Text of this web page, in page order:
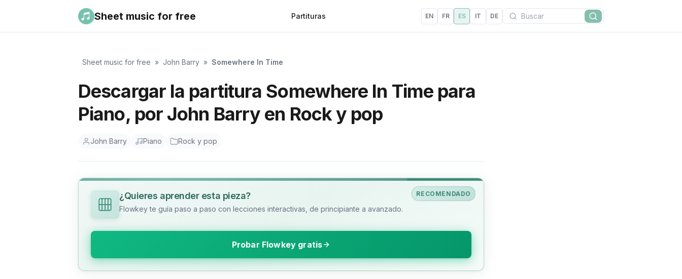
Sheet music for free Partituras EN FR ES IT DE Buscar
Buscar
Sheet music for free » John Barry » Somewhere In Time
Descargar la partitura Somewhere In Time para
Piano, por John Barry en Rock y pop
John Barry Piano Rock y pop
RECOMENDADO
¿Quieres aprender esta pieza?
Flowkey te guía paso a paso con lecciones interactivas, de principiante a avanzado.
Probar Flowkey gratis